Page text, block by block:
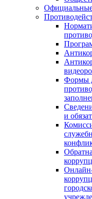
Официальные
Формы
и